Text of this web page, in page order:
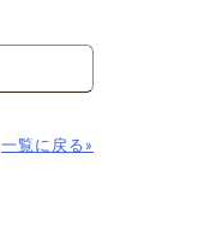
一覧に戻る»